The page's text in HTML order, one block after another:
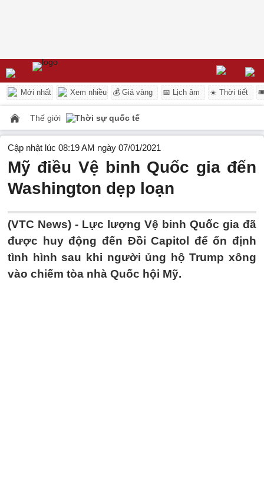
Mới nhất Xem nhiều 💰 Giá vàng 📅 Lịch âm ☀️ Thời tiết
Thế giới Thời sự quốc tế
Cập nhật lúc 08:19 AM ngày 07/01/2021
Mỹ điều Vệ binh Quốc gia đến
Washington dẹp loạn
(VTC News) - Lực lượng Vệ binh Quốc gia đã
được huy động đến Đồi Capitol để ổn định
tình hình sau khi người ủng hộ Trump xông
vào chiếm tòa nhà Quốc hội Mỹ.